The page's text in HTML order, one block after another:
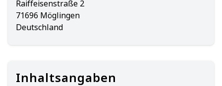
Raiffeisenstraße 2
71696 Möglingen
Deutschland
Inhaltsangaben